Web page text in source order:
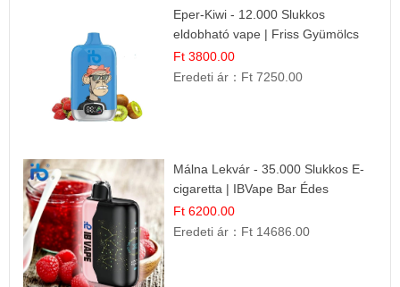
Eper-Kiwi - 12.000 Slukkos
eldobható vape | Friss Gyümölcs
Kombináció
Ft 3800.00
Eredeti ár： Ft 7250.00
Málna Lekvár - 35.000 Slukkos E-
cigaretta | IBVape Bar Édes
Gyümölcs Íz
Ft 6200.00
Eredeti ár： Ft 14686.00